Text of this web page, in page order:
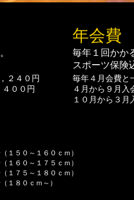
年会費
毎年１回かか
スポーツ保険
２４０円
００円
毎年４月会費と
４月から９月入
１０月から３月
１５０～１６０ｃｍ）
（１６０～１７５ｃｍ）
（１７５～１８０ｃｍ）
（１８０ｃｍ～）